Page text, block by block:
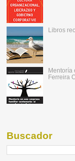
Libros
Mentoría
Ferreira
Buscador